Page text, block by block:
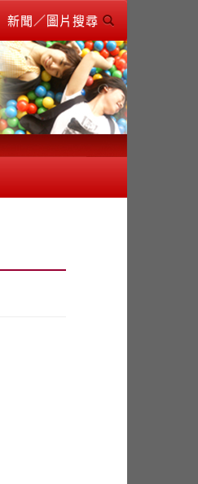
新聞／圖片搜尋